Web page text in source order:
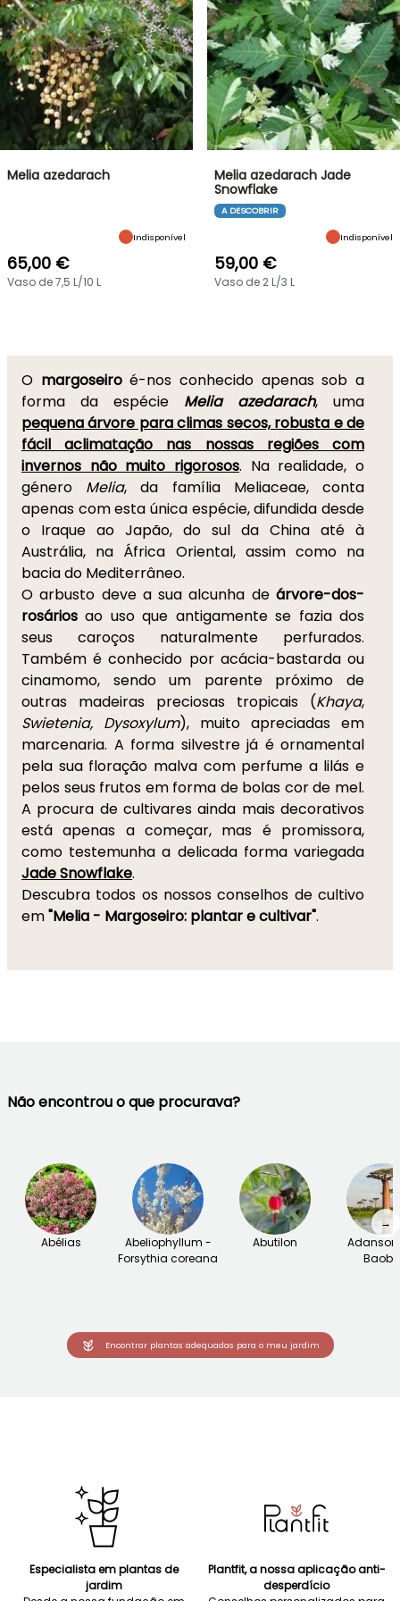
Melia azedarach
Indisponível
65,00 €
Vaso de 7,5 L/10 L
Melia azedarach Jade
Snowflake
A DESCOBRIR
Indisponível
59,00 €
Vaso de 2 L/3 L
O margoseiroé-nos conhecido apenas sob a
forma da espécie Melia azedarach, uma
pequena árvore para climas secos, robusta e de
fácil aclimatação nas nossas regiões com
invernos não muito rigorosos. Na realidade, o
género Melia, da família Meliaceae, conta
apenas com esta única espécie, difundida desde
o Iraque ao Japão, do sul da China até à
Austrália, na África Oriental, assim como na
bacia do Mediterrâneo.
O arbusto deve a sua alcunha de árvore-dos-
rosários ao uso que antigamente se fazia dos
seus caroços naturalmente perfurados.
Também é conhecido por acácia-bastarda ou
cinamomo, sendo um parente próximo de
outras madeiras preciosas tropicais (Khaya,
Swietenia, Dysoxylum), muito apreciadas em
marcenaria. A forma silvestre já é ornamental
pela sua floração malva com perfume a lilás e
pelos seus frutos em forma de bolas cor de mel.
A procura de cultivares ainda mais decorativos
está apenas a começar, mas é promissora,
como testemunha a delicada forma variegada
Jade Snowflake.
Descubra todos os nossos conselhos de cultivo
em"Melia - Margoseiro: plantar e cultivar".
Não encontrou o que procurava?
Abélias
Abeliophyllum -
Forsythia coreana
Abutilon
Baobá
→
Encontrar plantas adequadas para o meu jardim
Especialista em plantas de
jardim
Plantfit, a nossa aplicação anti-
desperdício